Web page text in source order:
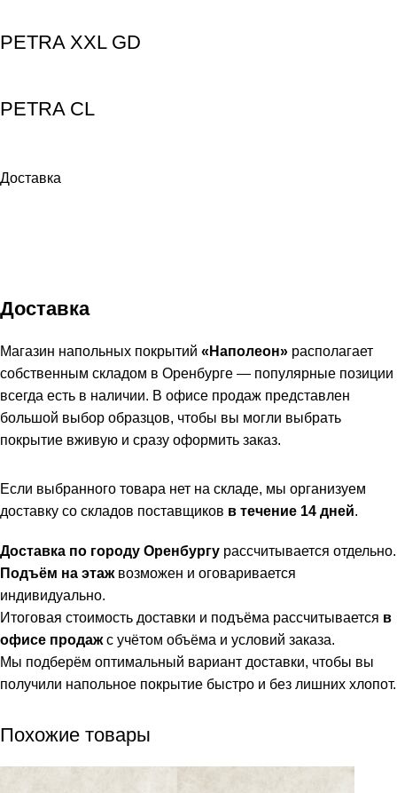
PETRA XXL GD
PETRA CL
Доставка
Доставка
Магазин напольных покрытий «Наполеон» располагает
собственным складом в Оренбурге — популярные позиции
всегда есть в наличии. В офисе продаж представлен
большой выбор образцов, чтобы вы могли выбрать
покрытие вживую и сразу оформить заказ.
Если выбранного товара нет на складе, мы организуем
доставку со складов поставщиков в течение 14 дней.
Доставка по городу Оренбургу рассчитывается отдельно.
Подъём на этажвозможен и оговаривается
индивидуально.
Итоговая стоимость доставки и подъёма рассчитывается в
офисе продажс учётом объёма и условий заказа.
Мы подберём оптимальный вариант доставки, чтобы вы
получили напольное покрытие быстро и без лишних хлопот.
Похожие товары